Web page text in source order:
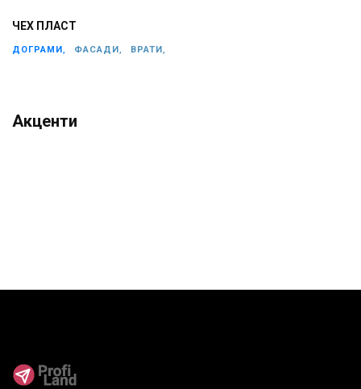
ЧЕХ ПЛАСТ
ДОГРАМИ, ФАСАДИ, ВРАТИ,
Акценти